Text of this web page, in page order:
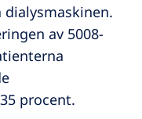
dialysmaskinen.
av 5008-
procent.